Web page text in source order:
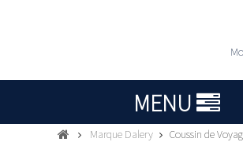
MENU
Marque Dalery Coussin de